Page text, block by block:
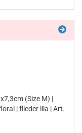
(Size M) |
| flieder lila | Art.